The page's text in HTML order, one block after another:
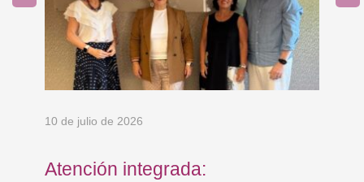
10 de julio de 2026
Atención integrada: